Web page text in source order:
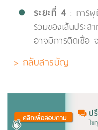
ระยะที่ 4 : การผุ
รวมของเส้นประ
อาจมีการติดเชื้อ
> กลับสารบัญ